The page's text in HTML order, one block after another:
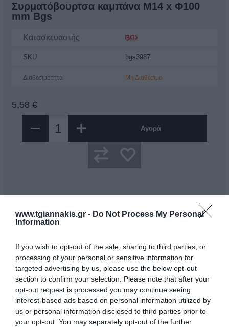
www.tgiannakis.gr - Do Not Process My Personal
Information
If you wish to opt-out of the sale, sharing to third parties, or
processing of your personal or sensitive information for
targeted advertising by us, please use the below opt-out
section to confirm your selection. Please note that after your
opt-out request is processed you may continue seeing
interest-based ads based on personal information utilized by
us or personal information disclosed to third parties prior to
your opt-out. You may separately opt-out of the further
Συρματόβουρτσα καμπάνα M14 x Φ100
mm Bgs
Κατασκευαστής
SKU bgs3987
Διαθεσιμότητα Μη Διαθέσιμο
5,58 €
Αγορά
Περιγραφή
Κατάλληλο για καθαρισμό και αφαίρεση σκουριάς
Υψος:67 mm
Μικτό βάρος:354 gr
Μέγιστη ταχύτητα:8500 U/min
Διάμετρος:100 mm
Βάση με σπείρωμα:M14 x 2
Υλικό τρίχας:χαλύβδινο σύρμα
Επιφανειακή επεξεργασία:επιχρυσωμένο με ορείχαλκο
Συσκευασία κατάλληλη για κρέμασμα στον τοίχο:ναι